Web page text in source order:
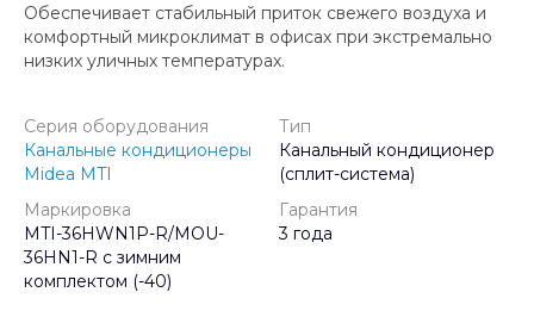
Обеспечивает стабильный приток свежего воздуха и
комфортный микроклимат в офисах при экстремально
низких уличных температурах.
Серия оборудования
Канальные кондиционеры
Midea MTI
Тип
Канальный кондиционер
(сплит-система)
Маркировка
MTI-36HWN1P-R/MOU-
36HN1-R с зимним
комплектом (-40)
Гарантия
3 года